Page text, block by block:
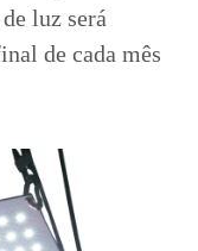
luz será
de cada mês